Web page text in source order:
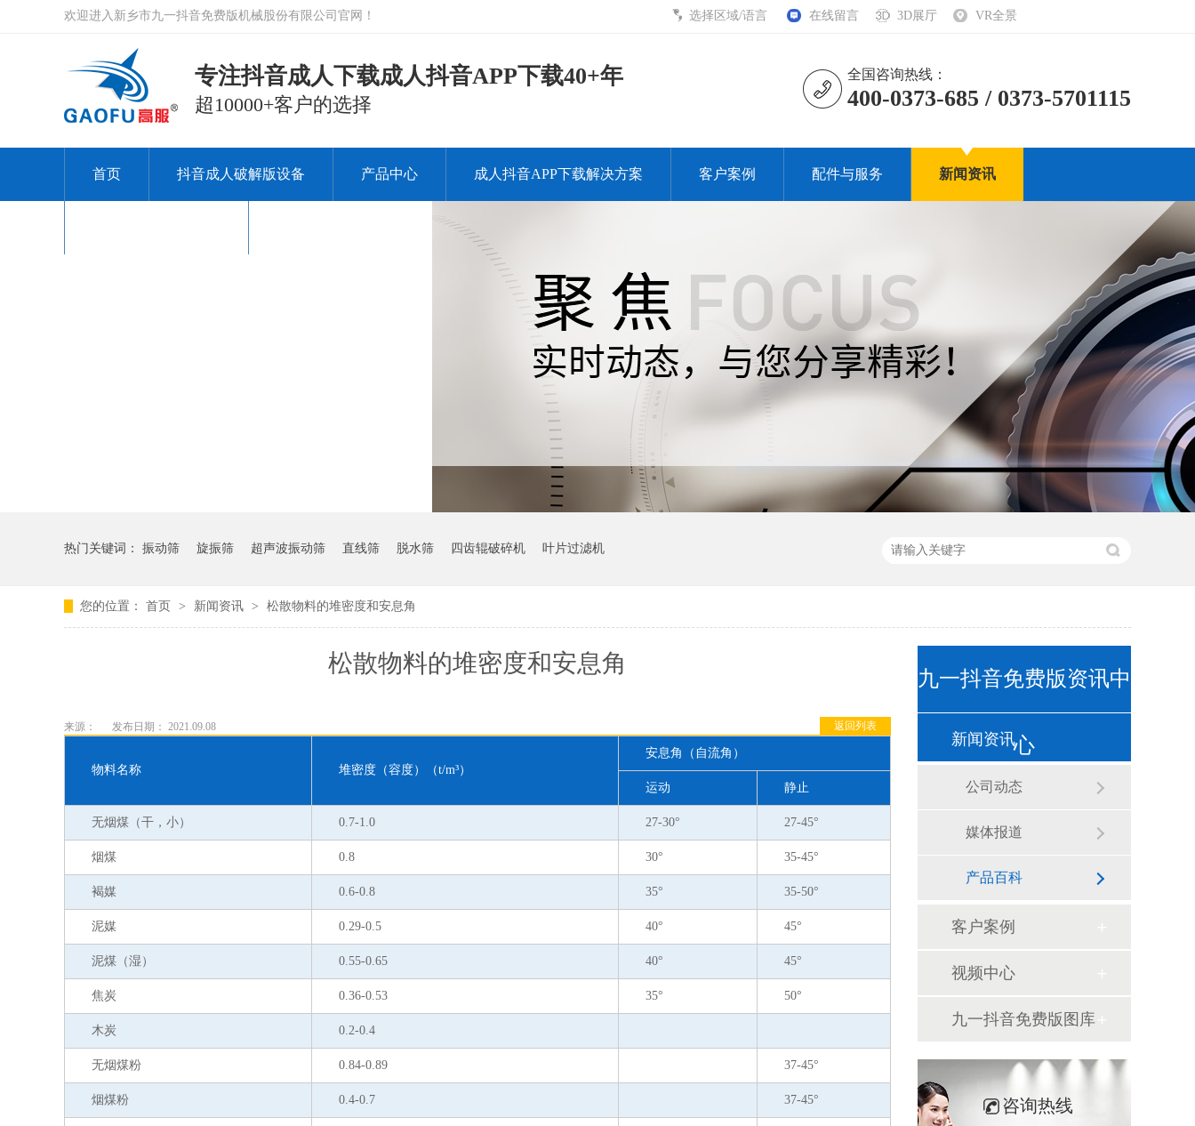
选择区域/语言 在线留言 3D展厅 VR全景
欢迎进入新乡市九一抖音免费版机械股份有限公司官网！
专注抖音成人下载成人抖音APP下载40+年
超10000+客户的选择
全国咨询热线：
400-0373-685 / 0373-5701115
首页 抖音成人破解版设备 产品中心 成人抖音APP下载解决方案 客户案例 配件与服务 新闻资讯
热门关键词： 振动筛 旋振筛 超声波振动筛 直线筛 脱水筛 四齿辊破碎机 叶片过滤机
您的位置： 首页 > 新闻资讯 > 松散物料的堆密度和安息角
松散物料的堆密度和安息角
返回列表
来源： 发布日期： 2021.09.08
物料名称 堆密度（容度）（t/m³）
安息角（自流角）
运动 静止
无烟煤（干，小） 0.7-1.0 27-30° 27-45°
烟煤 0.8 30° 35-45°
褐媒 0.6-0.8 35° 35-50°
泥媒 0.29-0.5 40° 45°
泥煤（湿） 0.55-0.65 40° 45°
焦炭 0.36-0.53 35° 50°
木炭 0.2-0.4
无烟煤粉 0.84-0.89 37-45°
烟煤粉 0.4-0.7 37-45°
九一抖音免费版资讯中
心
新闻资讯
公司动态
媒体报道
产品百科
客户案例
视频中心
九一抖音免费版图库
咨询热线